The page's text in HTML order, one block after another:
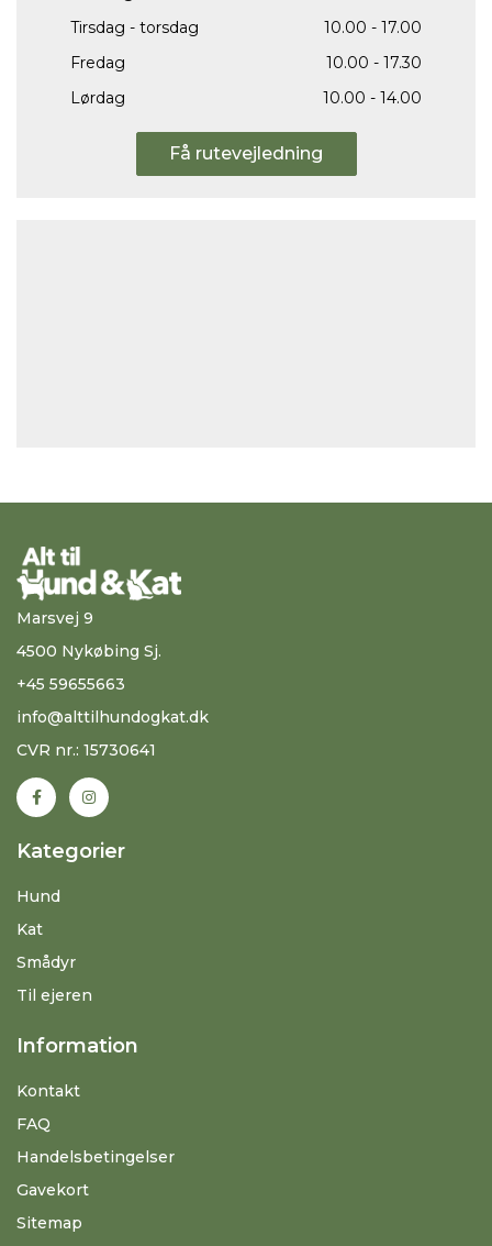
Tirsdag - torsdag
10.00 - 17.00
Fredag
10.00 - 17.30
Lørdag
10.00 - 14.00
Få rutevejledning
Marsvej 9
4500 Nykøbing Sj.
+45 59655663
info@alttilhundogkat.dk
CVR nr.: 15730641
Kategorier
Hund
Kat
Smådyr
Til ejeren
Information
Kontakt
FAQ
Handelsbetingelser
Gavekort
Sitemap